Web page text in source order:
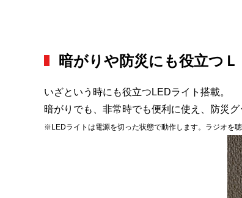
暗がりや防災にも役立つ
いざという時にも役立つLEDライト搭載。
暗がりでも、非常時でも便利に使え、防災グ
※LEDライトは電源を切った状態で動作します。ラジオを